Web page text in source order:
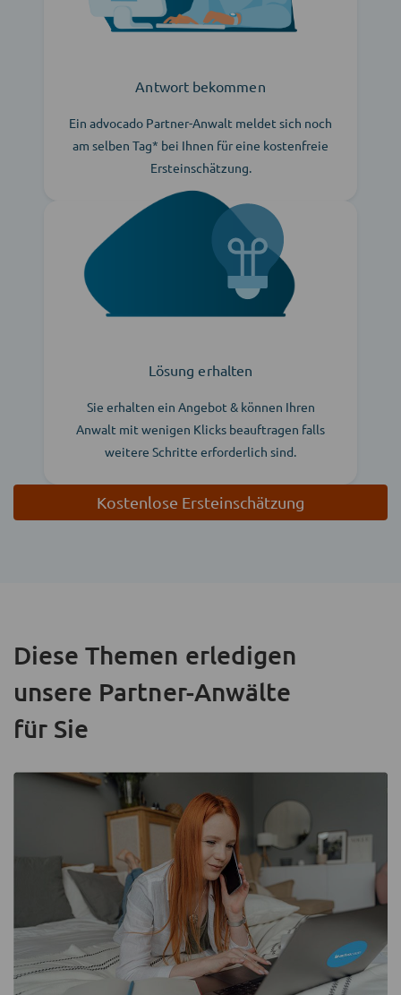
Antwort bekommen
Ein advocado Partner-Anwalt meldet sich noch
am selben Tag* bei Ihnen für eine kostenfreie
Ersteinschätzung.
Lösung erhalten
Sie erhalten ein Angebot & können Ihren
Anwalt mit wenigen Klicks beauftragen falls
weitere Schritte erforderlich sind.
Kostenlose Ersteinschätzung
Diese Themen erledigen
unsere Partner-Anwälte
für Sie